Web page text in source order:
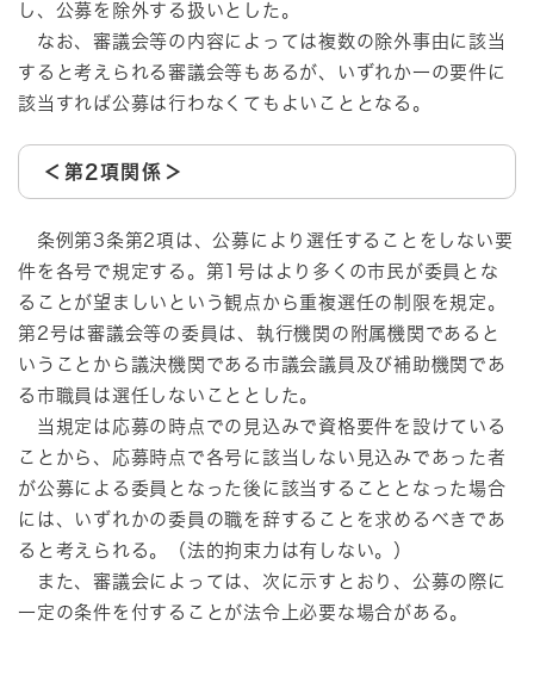
し、公募を除外する扱いとした。
なお、審議会等の内容によっては複数の除外事由に該当
すると考えられる審議会等もあるが、いずれか一の要件に
該当すれば公募は行わなくてもよいこととなる。
＜第2項関係＞
条例第3条第2項は、公募により選任することをしない要
件を各号で規定する。第1号はより多くの市民が委員とな
ることが望ましいという観点から重複選任の制限を規定。
第2号は審議会等の委員は、執行機関の附属機関であると
いうことから議決機関である市議会議員及び補助機関であ
る市職員は選任しないこととした。
当規定は応募の時点での見込みで資格要件を設けている
ことから、応募時点で各号に該当しない見込みであった者
が公募による委員となった後に該当することとなった場合
には、いずれかの委員の職を辞することを求めるべきであ
ると考えられる。（法的拘束力は有しない。）
また、審議会によっては、次に示すとおり、公募の際に
一定の条件を付することが法令上必要な場合がある。